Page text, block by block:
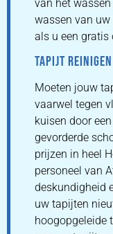
van het
wassen van
als u een gratis
TAPIJT REINIGEN
Moeten jouw
vaarwel tegen
kuisen door
gevorderde
prijzen in heel
personeel van
deskundigheid
uw tapijten
hoogopgeleide